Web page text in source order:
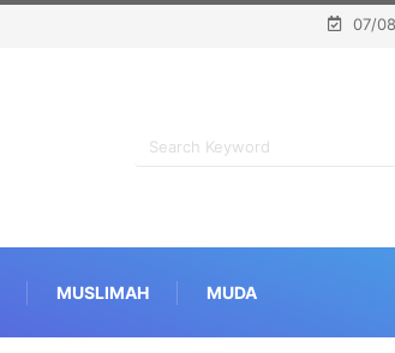
07/
MUSLIMAH MUDA